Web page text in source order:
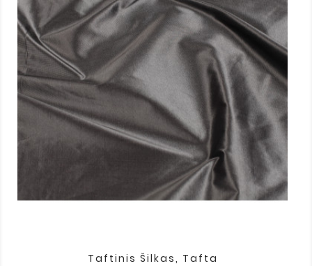
Taftinis Šilkas, Tafta